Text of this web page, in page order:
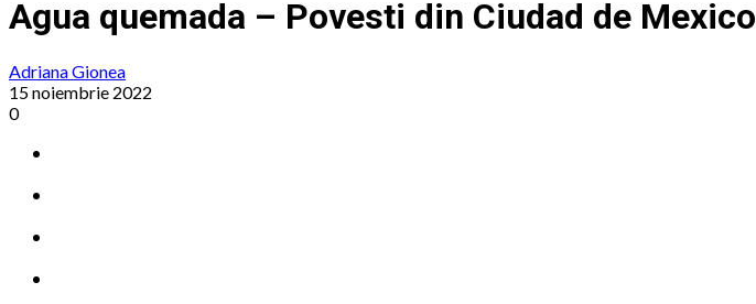
Agua quemada – Povesti din Ciudad de Mexico
Adriana Gionea
15 noiembrie 2022
0